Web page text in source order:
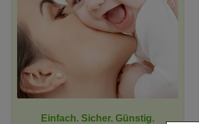
Einfach. Sicher. Günstig.